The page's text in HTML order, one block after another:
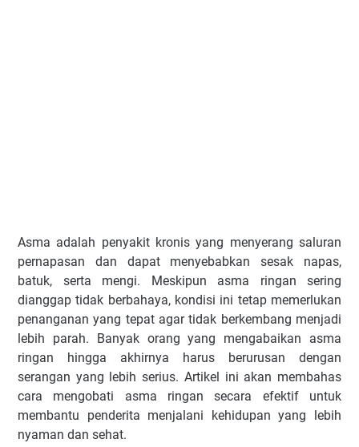
Asma adalah penyakit kronis yang menyerang saluran
pernapasan dan dapat menyebabkan sesak napas,
batuk, serta mengi. Meskipun asma ringan sering
dianggap tidak berbahaya, kondisi ini tetap memerlukan
penanganan yang tepat agar tidak berkembang menjadi
lebih parah. Banyak orang yang mengabaikan asma
ringan hingga akhirnya harus berurusan dengan
serangan yang lebih serius. Artikel ini akan membahas
cara mengobati asma ringan secara efektif untuk
membantu penderita menjalani kehidupan yang lebih
nyaman dan sehat.